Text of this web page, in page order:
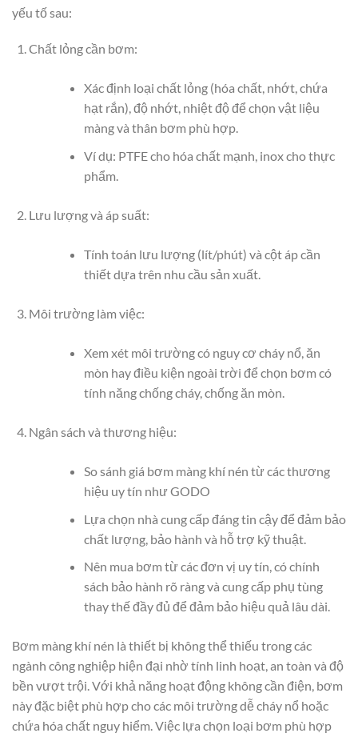
yếu tố sau:
Chất lỏng cần bơm:
Xác định loại chất lỏng (hóa chất, nhớt, chứa
hạt rắn), độ nhớt, nhiệt độ để chọn vật liệu
màng và thân bơm phù hợp.
Ví dụ: PTFE cho hóa chất mạnh, inox cho thực
phẩm.
Lưu lượng và áp suất:
Tính toán lưu lượng (lít/phút) và cột áp cần
thiết dựa trên nhu cầu sản xuất.
Môi trường làm việc:
Xem xét môi trường có nguy cơ cháy nổ, ăn
mòn hay điều kiện ngoài trời để chọn bơm có
tính năng chống cháy, chống ăn mòn.
Ngân sách và thương hiệu:
So sánh giá bơm màng khí nén từ các thương
hiệu uy tín như GODO
Lựa chọn nhà cung cấp đáng tin cậy để đảm bảo
chất lượng, bảo hành và hỗ trợ kỹ thuật.
Nên mua bơm từ các đơn vị uy tín, có chính
sách bảo hành rõ ràng và cung cấp phụ tùng
thay thế đầy đủ để đảm bảo hiệu quả lâu dài.
Bơm màng khí nén là thiết bị không thể thiếu trong các
ngành công nghiệp hiện đại nhờ tính linh hoạt, an toàn và độ
bền vượt trội. Với khả năng hoạt động không cần điện, bơm
này đặc biệt phù hợp cho các môi trường dễ cháy nổ hoặc
chứa hóa chất nguy hiểm. Việc lựa chọn loại bơm phù hợp